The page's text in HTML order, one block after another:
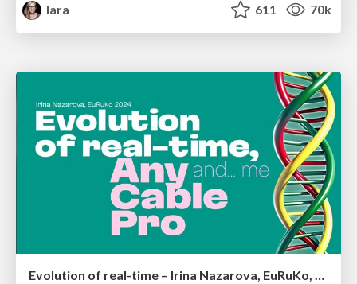
lara
611 70k
Evolution of real-time – Irina Nazarova, EuRuKo, 2024